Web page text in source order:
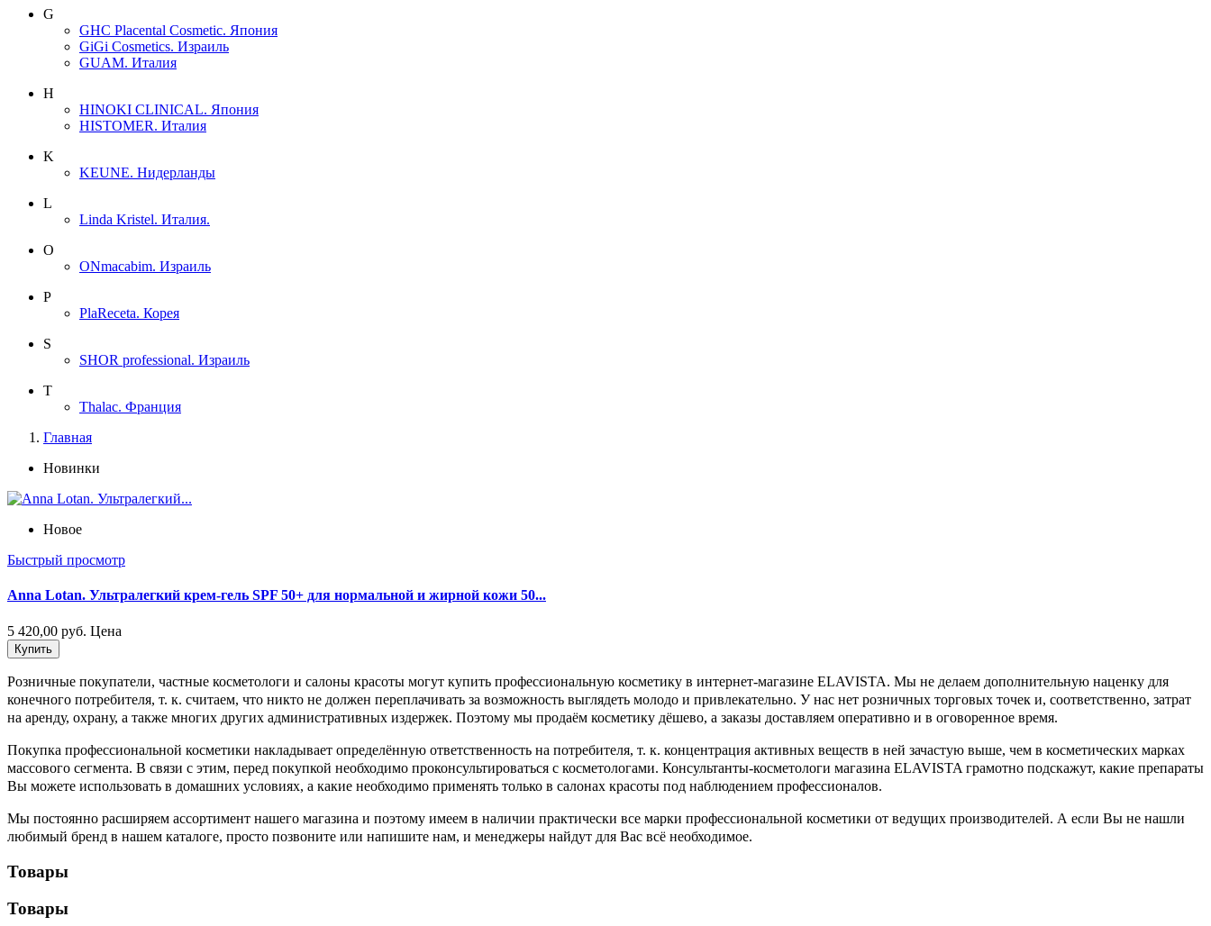
G
GHC Placental Cosmetic. Япония
GiGi Cosmetics. Израиль
GUAM. Италия
H
HINOKI CLINICAL. Япония
HISTOMER. Италия
K
KEUNE. Нидерланды
L
Linda Kristel. Италия.
O
ONmacabim. Израиль
P
PlaReceta. Корея
S
SHOR professional. Израиль
T
Thalac. Франция
Главная
Новинки
Новое
Быстрый просмотр
Anna Lotan. Ультралегкий крем-гель SPF 50+ для нормальной и жирной кожи 50...
5 420,00 руб. Цена
Купить
Розничные покупатели, частные косметологи и салоны красоты могут купить профессиональную косметику в интернет-магазине ELAVISTA. Мы не делаем дополнительную наценку для
конечного потребителя, т. к. считаем, что никто не должен переплачивать за возможность выглядеть молодо и привлекательно. У нас нет розничных торговых точек и, соответственно, затрат
на аренду, охрану, а также многих других административных издержек. Поэтому мы продаём косметику дёшево, а заказы доставляем оперативно и в оговоренное время.
Покупка профессиональной косметики накладывает определённую ответственность на потребителя, т. к. концентрация активных веществ в ней зачастую выше, чем в косметических марках
массового сегмента. В связи с этим, перед покупкой необходимо проконсультироваться с косметологами. Консультанты-косметологи магазина ELAVISTA грамотно подскажут, какие препараты
Вы можете использовать в домашних условиях, а какие необходимо применять только в салонах красоты под наблюдением профессионалов.
Мы постоянно расширяем ассортимент нашего магазина и поэтому имеем в наличии практически все марки профессиональной косметики от ведущих производителей. А если Вы не нашли
любимый бренд в нашем каталоге, просто позвоните или напишите нам, и менеджеры найдут для Вас всё необходимое.
Товары
Товары